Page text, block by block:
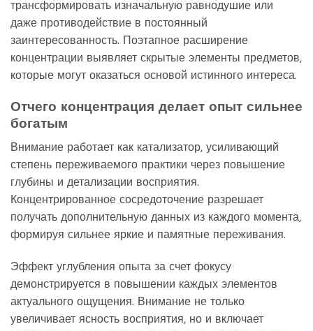
трансформировать изначальную равнодушие или
даже противодействие в постоянный
заинтересованность. Поэтапное расширение
концентрации выявляет скрытые элементы предметов,
которые могут оказаться основой истинного интереса.
Отчего концентрация делает опыт сильнее
богатым
Внимание работает как катализатор, усиливающий
степень переживаемого практики через повышение
глубины и детализации восприятия.
Концентрированное сосредоточение разрешает
получать дополнительную данных из каждого момента,
формируя сильнее яркие и памятные переживания.
Эффект углубления опыта за счет фокусу
демонстрируется в повышении каждых элементов
актуального ощущения. Внимание не только
увеличивает ясность восприятия, но и включает